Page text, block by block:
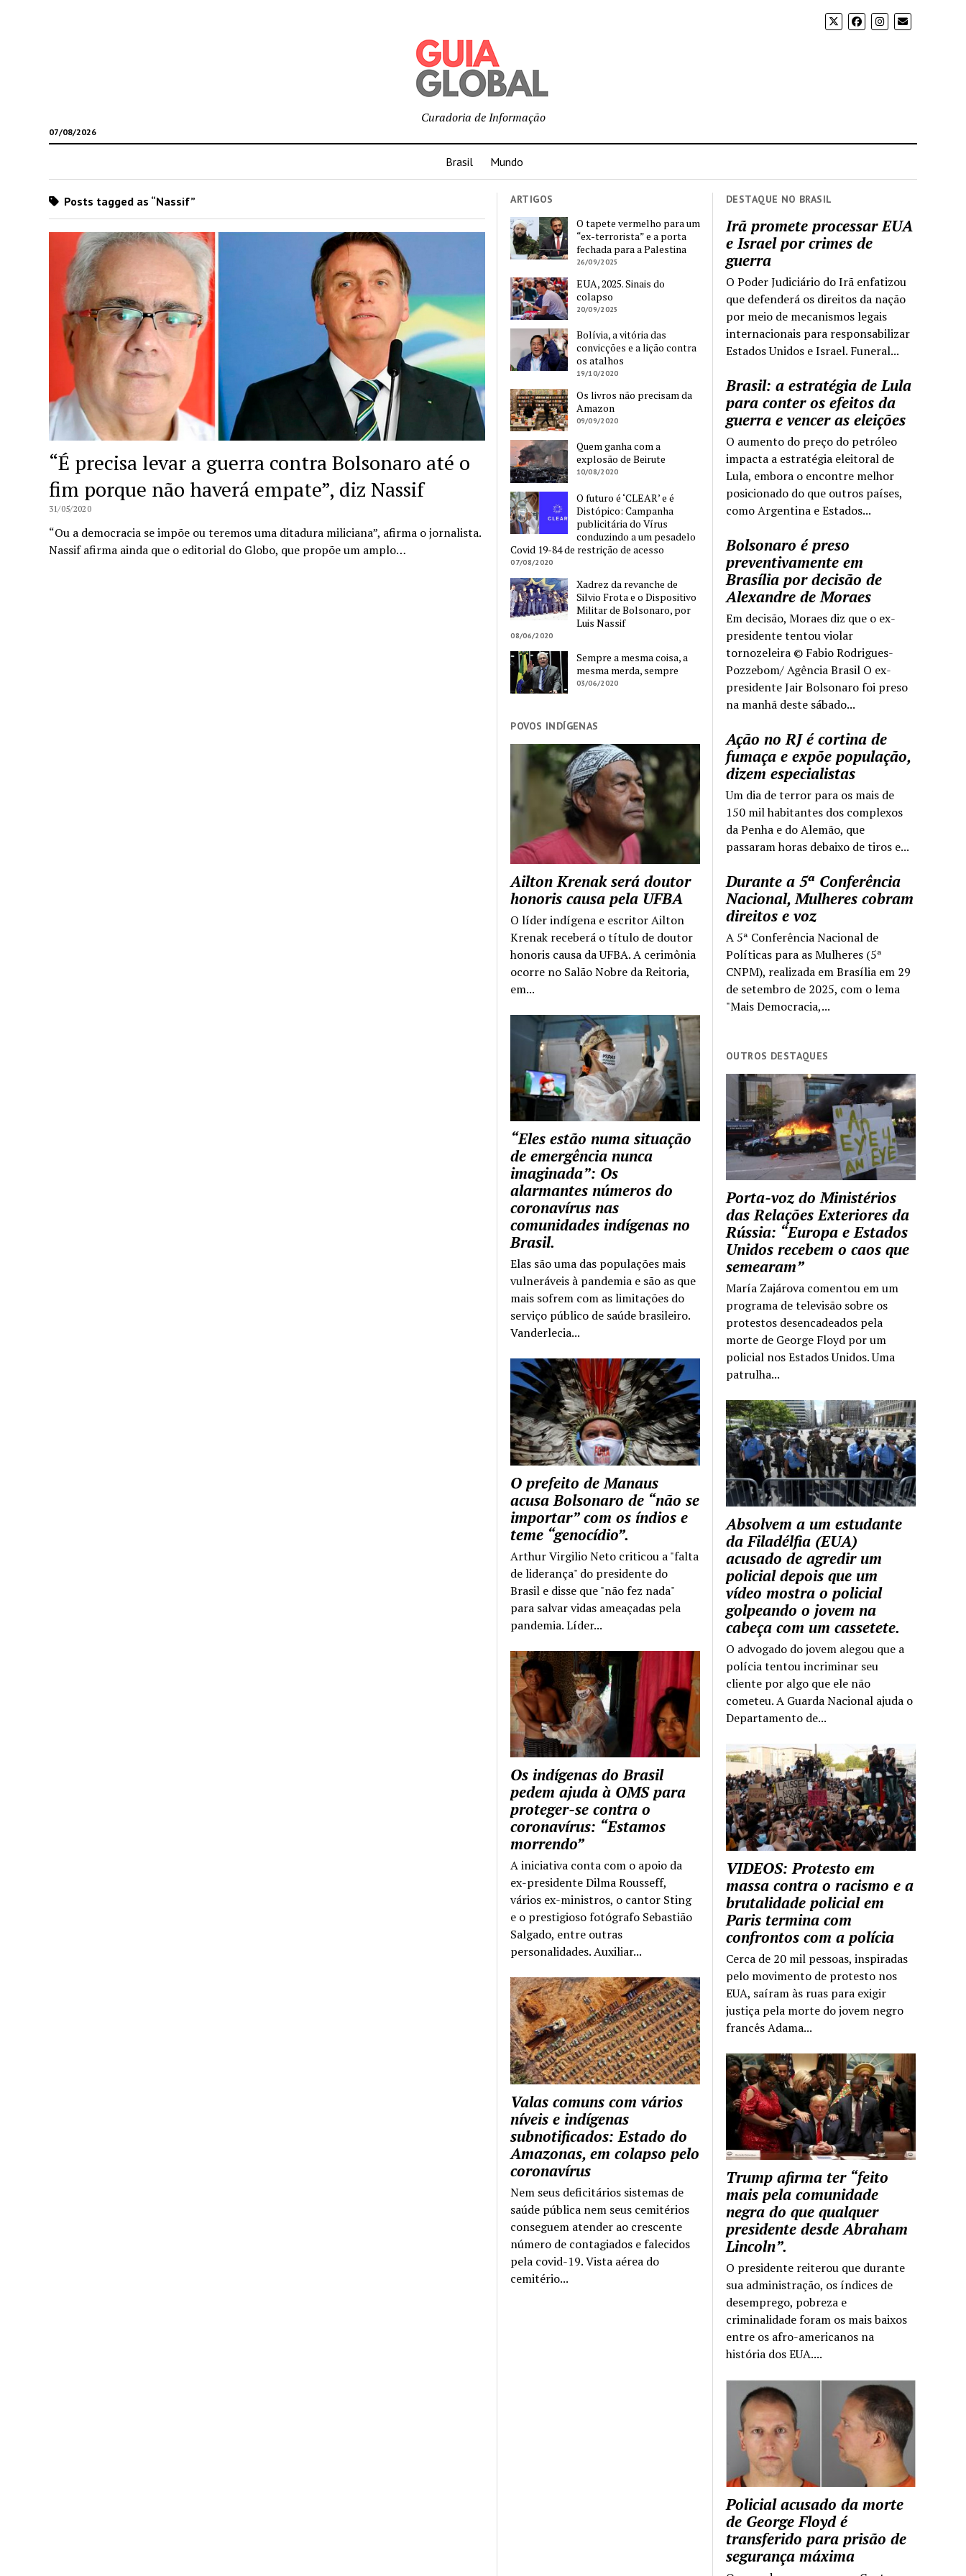
07/08/2026
Curadoria de Informação
Brasil Mundo
DESTAQUE NO BRASIL
Irã promete processar EUA
e Israel por crimes de
guerra
O Poder Judiciário do Irã enfatizou
que defenderá os direitos da nação
por meio de mecanismos legais
internacionais para responsabilizar
Estados Unidos e Israel. Funeral...
Brasil: a estratégia de Lula
para conter os efeitos da
guerra e vencer as eleições
O aumento do preço do petróleo
impacta a estratégia eleitoral de
Lula, embora o encontre melhor
posicionado do que outros países,
como Argentina e Estados...
Bolsonaro é preso
preventivamente em
Brasília por decisão de
Alexandre de Moraes
Em decisão, Moraes diz que o ex-
presidente tentou violar
tornozeleira © Fabio Rodrigues-
Pozzebom/ Agência Brasil O ex-
presidente Jair Bolsonaro foi preso
na manhã deste sábado...
Ação no RJ é cortina de
fumaça e expõe população,
dizem especialistas
Um dia de terror para os mais de
150 mil habitantes dos complexos
da Penha e do Alemão, que
passaram horas debaixo de tiros e...
Durante a 5ª Conferência
Nacional, Mulheres cobram
direitos e voz
A 5ª Conferência Nacional de
Políticas para as Mulheres (5ª
CNPM), realizada em Brasília em 29
de setembro de 2025, com o lema
"Mais Democracia,...
OUTROS DESTAQUES
Porta-voz do Ministérios
das Relações Exteriores da
Rússia: “Europa e Estados
Unidos recebem o caos que
semearam”
María Zajárova comentou em um
programa de televisão sobre os
protestos desencadeados pela
morte de George Floyd por um
policial nos Estados Unidos. Uma
patrulha...
Absolvem a um estudante
da Filadélfia (EUA)
acusado de agredir um
policial depois que um
vídeo mostra o policial
golpeando o jovem na
cabeça com um cassetete.
O advogado do jovem alegou que a
polícia tentou incriminar seu
cliente por algo que ele não
cometeu. A Guarda Nacional ajuda o
Departamento de...
VIDEOS: Protesto em
massa contra o racismo e a
brutalidade policial em
Paris termina com
confrontos com a polícia
Cerca de 20 mil pessoas, inspiradas
pelo movimento de protesto nos
EUA, saíram às ruas para exigir
justiça pela morte do jovem negro
francês Adama...
Trump afirma ter “feito
mais pela comunidade
negra do que qualquer
presidente desde Abraham
Lincoln”.
O presidente reiterou que durante
sua administração, os índices de
desemprego, pobreza e
criminalidade foram os mais baixos
entre os afro-americanos na
história dos EUA....
Policial acusado da morte
de George Floyd é
transferido para prisão de
segurança máxima
Posts tagged as “Nassif”
“É precisa levar a guerra contra Bolsonaro até o
fim porque não haverá empate”, diz Nassif
31/05/2020
“Ou a democracia se impõe ou teremos uma ditadura miliciana”, afirma o jornalista.
Nassif afirma ainda que o editorial do Globo, que propõe um amplo…
ARTIGOS
O tapete vermelho para um
“ex-terrorista” e a porta
fechada para a Palestina
26/09/2025
EUA, 2025. Sinais do
colapso
20/09/2025
Bolívia, a vitória das
convicções e a lição contra
os atalhos
19/10/2020
Os livros não precisam da
Amazon
09/09/2020
Quem ganha com a
explosão de Beirute
10/08/2020
O futuro é ‘CLEAR’ e é
Distópico: Campanha
publicitária do Vírus
conduzindo a um pesadelo
Covid 19-84 de restrição de acesso
07/08/2020
Xadrez da revanche de
Silvio Frota e o Dispositivo
Militar de Bolsonaro, por
Luis Nassif
08/06/2020
Sempre a mesma coisa, a
mesma merda, sempre
03/06/2020
POVOS INDÍGENAS
Ailton Krenak será doutor
honoris causa pela UFBA
O líder indígena e escritor Ailton
Krenak receberá o título de doutor
honoris causa da UFBA. A cerimônia
ocorre no Salão Nobre da Reitoria,
em...
“Eles estão numa situação
de emergência nunca
imaginada”: Os
alarmantes números do
coronavírus nas
comunidades indígenas no
Brasil.
Elas são uma das populações mais
vulneráveis à pandemia e são as que
mais sofrem com as limitações do
serviço público de saúde brasileiro.
Vanderlecia...
O prefeito de Manaus
acusa Bolsonaro de “não se
importar” com os índios e
teme “genocídio”.
Arthur Virgilio Neto criticou a "falta
de liderança" do presidente do
Brasil e disse que "não fez nada"
para salvar vidas ameaçadas pela
pandemia. Líder...
Os indígenas do Brasil
pedem ajuda à OMS para
proteger-se contra o
coronavírus: “Estamos
morrendo”
A iniciativa conta com o apoio da
ex-presidente Dilma Rousseff,
vários ex-ministros, o cantor Sting
e o prestigioso fotógrafo Sebastião
Salgado, entre outras
personalidades. Auxiliar...
Valas comuns com vários
níveis e indígenas
subnotificados: Estado do
Amazonas, em colapso pelo
coronavírus
Nem seus deficitários sistemas de
saúde pública nem seus cemitérios
conseguem atender ao crescente
número de contagiados e falecidos
pela covid-19. Vista aérea do
cemitério...